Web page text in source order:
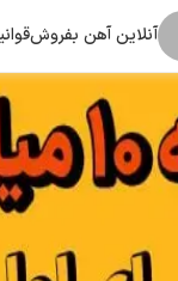
آنلاین آهن بفروش